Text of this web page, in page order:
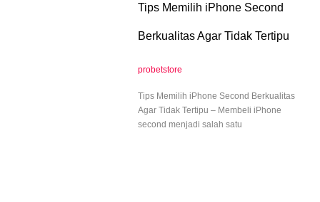
Tips Memilih iPhone Second
Berkualitas Agar Tidak Tertipu
probetstore
Tips Memilih iPhone Second Berkualitas
Agar Tidak Tertipu – Membeli iPhone
second menjadi salah satu